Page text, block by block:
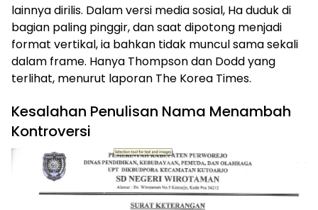
lainnya dirilis. Dalam versi media sosial, Ha duduk di
bagian paling pinggir, dan saat dipotong menjadi
format vertikal, ia bahkan tidak muncul sama sekali
dalam frame. Hanya Thompson dan Dodd yang
terlihat, menurut laporan The Korea Times.
Kesalahan Penulisan Nama Menambah
Kontroversi